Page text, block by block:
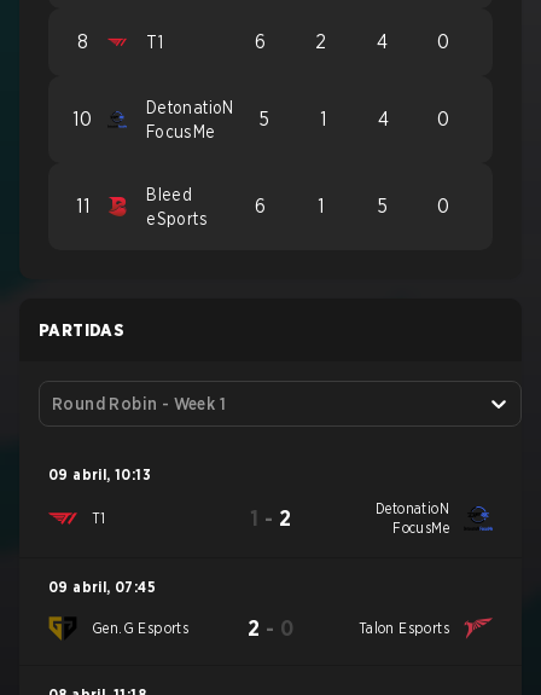
8 T1 6 2 4 0
10
DetonatioN
FocusMe
5 1 4 0
11
Bleed
eSports
6 1 5 0
PARTIDAS
Round Robin - Week 1
09 abril, 10:13
T1 1 - 2
DetonatioN
FocusMe
09 abril, 07:45
Gen.G Esports 2 - 0 Talon Esports